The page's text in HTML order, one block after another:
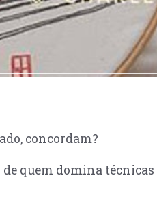
concordam?
quem domina